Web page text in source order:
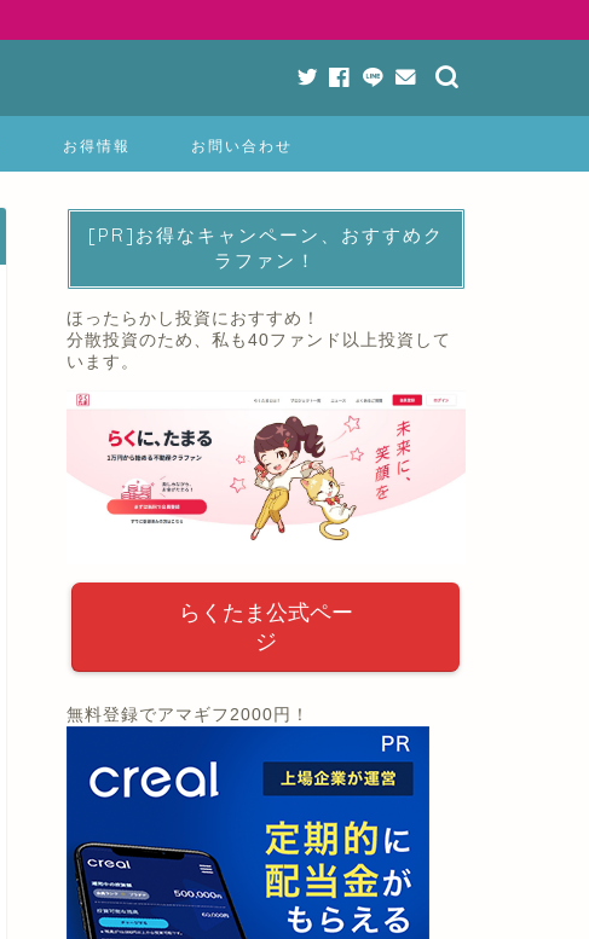
お得情報 お問い合わせ
[PR]お得なキャンペーン、おすすめク
ラファン！
ほったらかし投資におすすめ！
分散投資のため、私も40ファンド以上投資して
います。
らくたま公式ペー
ジ
無料登録でアマギフ2000円！